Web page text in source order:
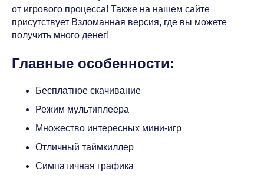
от игрового процесса! Также на нашем сайте
присутствует Взломанная версия, где вы можете
получить много денег!
Главные особенности:
Бесплатное скачивание
Режим мультиплеера
Множество интересных мини-игр
Отличный таймкиллер
Симпатичная графика